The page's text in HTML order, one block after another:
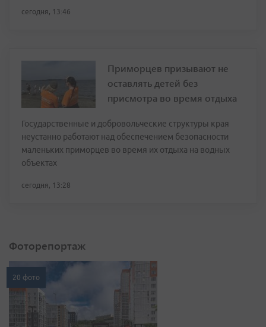
сегодня, 13:46
Приморцев призывают не
оставлять детей без
присмотра во время отдыха
Государственные и добровольческие структуры края
неустанно работают над обеспечением безопасности
маленьких приморцев во время их отдыха на водных
объектах
сегодня, 13:28
Фоторепортаж
20 фото